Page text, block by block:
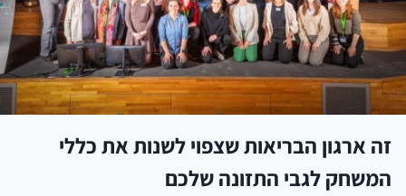
זה ארגון הבריאות שצפוי לשנות את כללי
המשחק לגבי התזונה שלכם